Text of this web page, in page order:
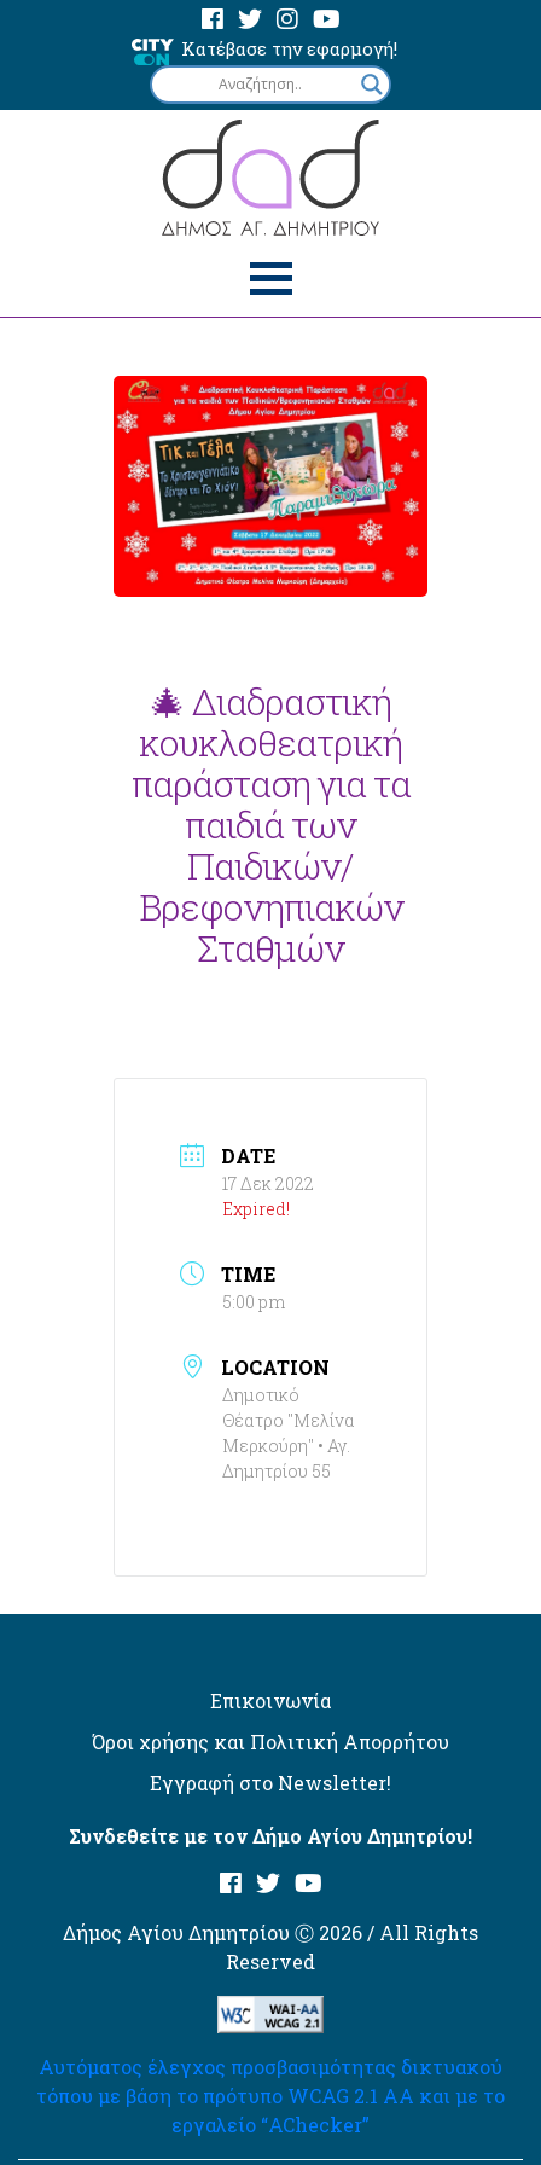
Κατέβασε την εφαρμογή!
🎄 Διαδραστική
κουκλοθεατρική
παράσταση για τα
παιδιά των
Παιδικών/
Βρεφονηπιακών
Σταθμών
DATE
17 Δεκ 2022
Expired!
TIME
5:00 pm
LOCATION
Δημοτικό
Θέατρο "Μελίνα
Μερκούρη" • Αγ.
Δημητρίου 55
Επικοινωνία
Όροι χρήσης και Πολιτική Απορρήτου
Εγγραφή στο Newsletter!
Συνδεθείτε με τον Δήμο Αγίου Δημητρίου!
Δήμος Αγίου Δημητρίου Ⓒ 2026 / All Rights
Reserved
Αυτόματος έλεγχος προσβασιμότητας δικτυακού
τόπου με βάση το πρότυπο WCAG 2.1 AA και με το
εργαλείο “AChecker”